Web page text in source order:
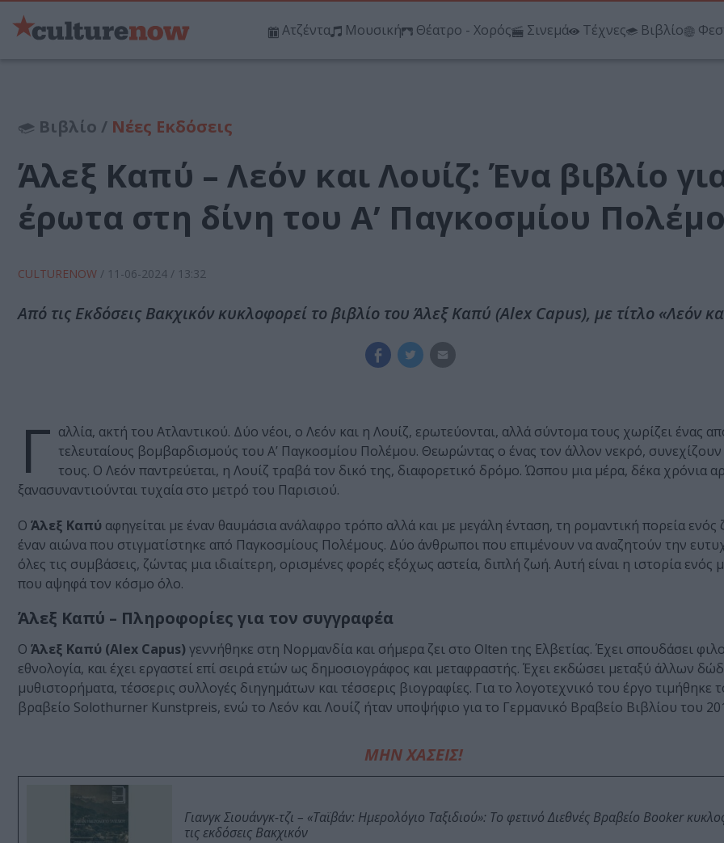
Ατζέντα Μουσική Θέατρο - Χορός Σινεμά Τέχνες Βιβλίο
Βιβλίο / Νέες Εκδόσεις
Άλεξ Καπύ – Λεόν και Λουίζ: Ένα βιβλίο
έρωτα στη δίνη του Α’ Παγκοσμίου
CULTURENOW / 11-06-2024 / 13:32
Από τις Εκδόσεις Βακχικόν κυκλοφορεί το βιβλίο του Άλεξ Καπύ (Alex Capus), με τίτλο «Λεόν
Γ αλλία, ακτή του Ατλαντικού. Δύο νέοι, ο Λεόν και η Λουίζ, ερωτεύονται, αλλά σύντομα τους χωρίζει ένας
τελευταίους βομβαρδισμούς του Α’ Παγκοσμίου Πολέμου. Θεωρώντας ο ένας τον άλλον νεκρό,
τους. Ο Λεόν παντρεύεται, η Λουίζ τραβά τον δικό της, διαφορετικό δρόμο. Ώσπου μια μέρα, δέκα χρόνια
ξανασυναντιούνται τυχαία στο μετρό του Παρισιού.
Ο Άλεξ Καπύ αφηγείται με έναν θαυμάσια ανάλαφρο τρόπο αλλά και με μεγάλη ένταση, τη ρομαντική πορεία ενός
έναν αιώνα που στιγματίστηκε από Παγκοσμίους Πολέμους. Δύο άνθρωποι που επιμένουν να αναζητούν την
όλες τις συμβάσεις, ζώντας μια ιδιαίτερη, ορισμένες φορές εξόχως αστεία, διπλή ζωή. Αυτή είναι η ιστορία ενός
που αψηφά τον κόσμο όλο.
Άλεξ Καπύ – Πληροφορίες για τον συγγραφέα
Ο Άλεξ Καπύ (Alex Capus) γεννήθηκε στη Νορμανδία και σήμερα ζει στο Olten της Ελβετίας. Έχει σπουδάσει
εθνολογία, και έχει εργαστεί επί σειρά ετών ως δημοσιογράφος και μεταφραστής. Έχει εκδώσει μεταξύ άλλων
μυθιστορήματα, τέσσερις συλλογές διηγημάτων και τέσσερις βιογραφίες. Για το λογοτεχνικό του έργο τιμήθηκε
βραβείο Solothurner Kunstpreis, ενώ το Λεόν και Λουίζ ήταν υποψήφιο για το Γερμανικό Βραβείο Βιβλίου του
ΜΗΝ ΧΑΣΕΙΣ!
Γιανγκ Σιουάνγκ-τζι – «Ταϊβάν: Ημερολόγιο Ταξιδιού»: Το φετινό Διεθνές Βραβείο Booker
τις εκδόσεις Βακχικόν